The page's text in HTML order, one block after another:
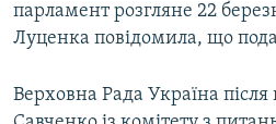
парламент розгляне 22
Луценка повідомила, що
Верховна Рада Україна після